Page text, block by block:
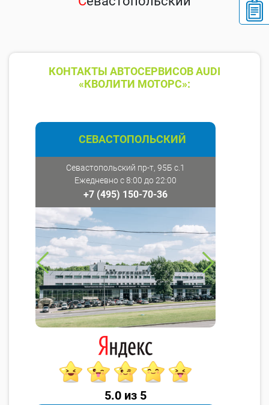
КОНТАКТЫ АВТОСЕРВИСОВ AUDI
«КВОЛИТИ МОТОРС»:
СЕВАСТОПОЛЬСКИЙ
Севастопольский пр-т, 95Б с.1
Ежедневно с 8:00 до 22:00
+7 (495) 150-70-36
5.0 из 5